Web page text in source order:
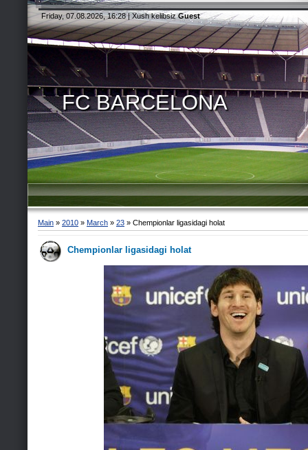
Friday, 07.08.2026, 16:28 |Xush kelibsiz Guest
FC BARCELONA
Main » 2010 » March » 23 » Chempionlar ligasidagi holat
Chempionlar ligasidagi holat